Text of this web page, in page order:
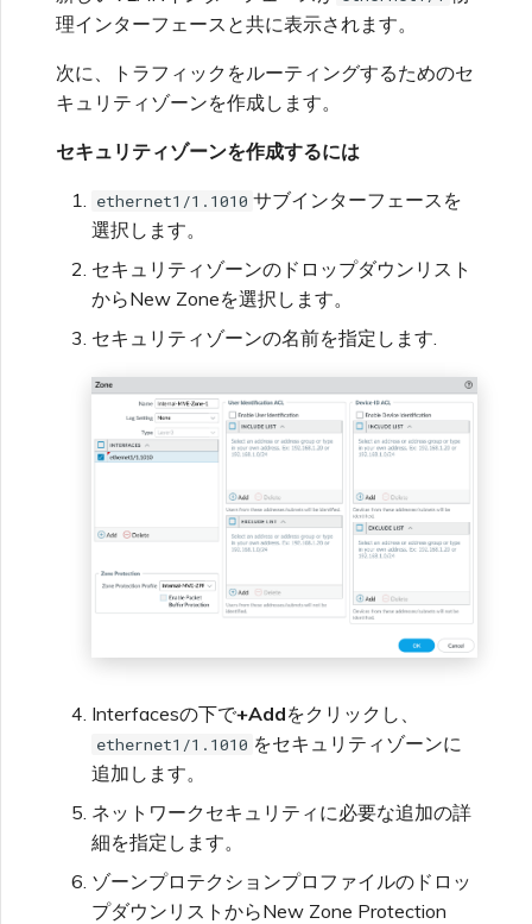
理インターフェースと共に表示されます。
次に、トラフィックをルーティングするためのセ
キュリティゾーンを作成します。
セキュリティゾーンを作成するには
ethernet1/1.1010 サブインターフェースを
選択します。
セキュリティゾーンのドロップダウンリスト
からNew Zoneを選択します。
セキュリティゾーンの名前を指定します.
Interfacesの下で+Addをクリックし、
ethernet1/1.1010 をセキュリティゾーンに
追加します。
ネットワークセキュリティに必要な追加の詳
細を指定します。
ゾーンプロテクションプロファイルのドロッ
プダウンリストからNew Zone Protection